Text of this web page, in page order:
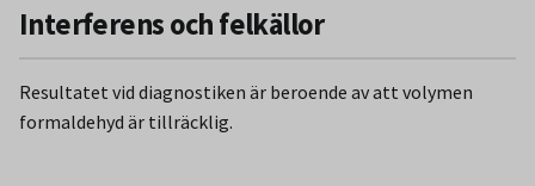
Interferens och felkällor
Resultatet vid diagnostiken är beroende av att volymen
formaldehyd är tillräcklig.